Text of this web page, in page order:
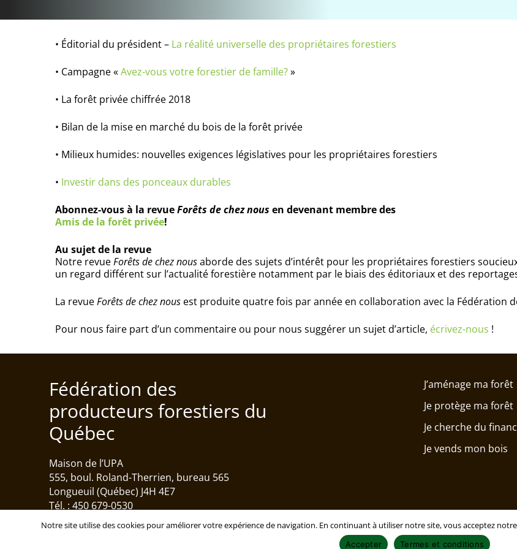
• Éditorial du président – La réalité universelle des propriétaires forestiers
• Campagne «Avez-vous votre forestier de famille?»
• La forêt privée chiffrée 2018
• Bilan de la mise en marché du bois de la forêt privée
• Milieux humides: nouvelles exigences législatives pour les propriétaires forestiers
• Investir dans des ponceaux durables
Abonnez-vous à la revueForêts de chez nous en devenant membre des
Amis de la forêt privée!
Au sujet de la revue
Notre revueForêts de cheznousaborde des sujets d’intérêt pour les propriétaires forestiers
un regard différent sur l’actualité forestière notamment par le biais des éditoriaux et des
La revueForêts de chez nous est produite quatre fois par année en collaboration avec la Fédération
Pour nous faire part d’un commentaire ou pour nous suggérer un sujet d’article, écrivez-nous !
Fédération des
producteurs forestiers du
Québec
Maison de l’UPA
555, boul. Roland-Therrien, bureau 565
Longueuil (Québec) J4H 4E7
Tél. : 450 679-0530
J’aménage ma forêt
Je protège ma forêt
Je cherche du
Je vends mon bois
Notre site utilise des cookies pour améliorer votre expérience de navigation. En continuant à utiliser notre site, vous acceptez
Accepter Termes et conditions